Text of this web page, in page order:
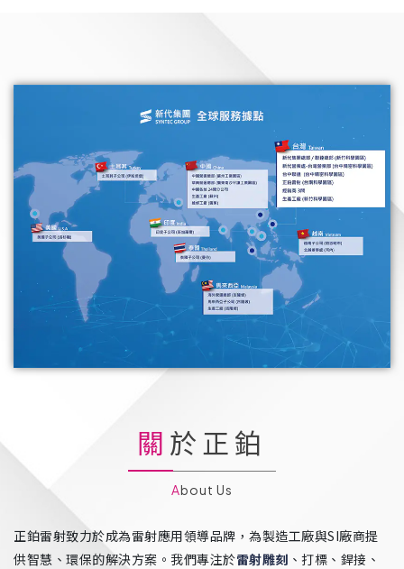
關於正鉑
About Us
正鉑雷射致力於成為雷射應用領導品牌，為製造工廠與SI廠商提
供智慧、環保的解決方案。我們專注於雷射雕刻 、打標、銲接、